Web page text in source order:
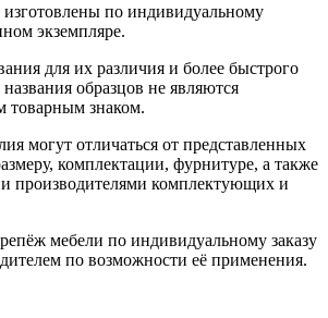
по индивидуальному
экземпляре.
для их различия и более быстрого
образцов не являются
товарным знаком.
могут отличаться от представленных
комплектации, фурнитуре, а также
производителями комплектующих и
мебели по индивидуальному заказу
по возможности её применения.